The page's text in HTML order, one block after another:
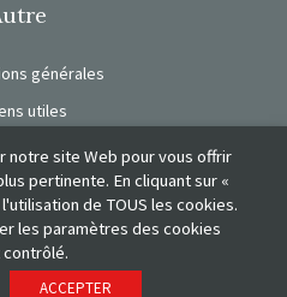
générales
utiles
de vie privée
notre site Web pour vous offrir
pertinente. En cliquant sur «
de TOUS les cookies.
les paramètres des cookies
ACCEPTER